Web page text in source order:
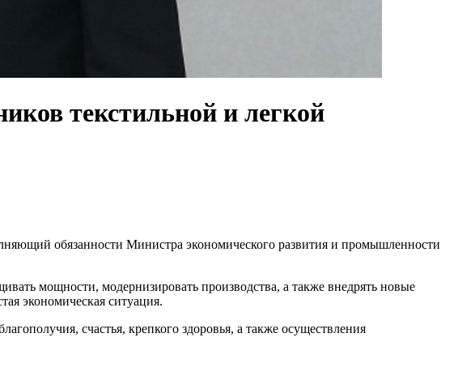
текстильной и легкой
обязанности Министра экономического развития и промышленности
мощности, модернизировать производства, а также внедрять новые
экономическая ситуация.
счастья, крепкого здоровья, а также осуществления